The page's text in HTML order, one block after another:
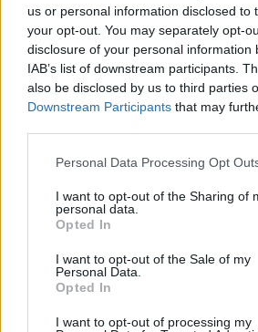
us or personal information disclosed to
your opt-out. You may separately opt-
disclosure of your personal information
IAB’s list of downstream participants.
also be disclosed by us to third parties
Downstream Participants that may
Personal Data Processing Opt
I want to opt-out of the Sharing of
personal data.
Opted In
I want to opt-out of the Sale of my
Personal Data.
Opted In
I want to opt-out of processing my
Balin2020 2023. 01. 31. 09:52
5849
TOPIK GAZDA
koi